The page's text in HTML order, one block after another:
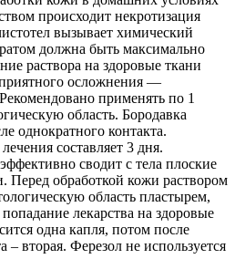
происходит некротизация
вызывает химический
должна быть максимально
раствора на здоровые ткани
осложнения —
применять по 1
область. Бородавка
однократного контакта.
составляет 3 дня.
сводит с тела плоские
Перед обработкой кожи раствором
область пластырем,
лекарства на здоровые
одна капля, потом после
– вторая. Ферезол не используется